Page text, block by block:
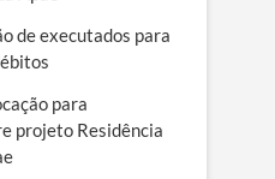
de executados para
para
projeto Residência